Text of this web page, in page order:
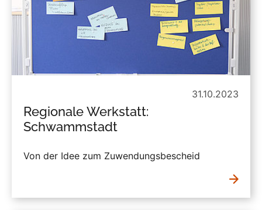
31.10.2023
Regionale Werkstatt:
Schwammstadt
Von der Idee zum Zuwendungsbescheid